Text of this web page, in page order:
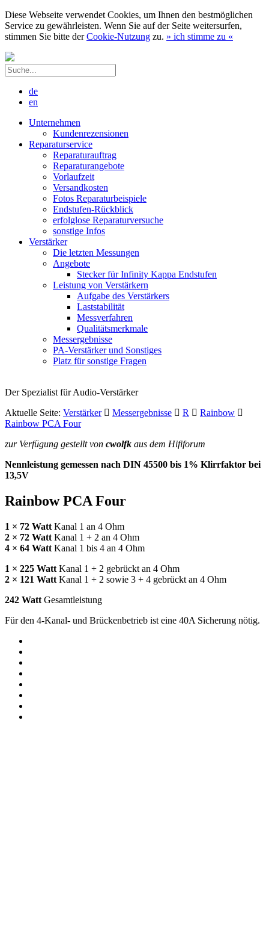
Diese Webseite verwendet Cookies, um Ihnen den bestmöglichen
Service zu gewährleisten. Wenn Sie auf der Seite weitersurfen,
stimmen Sie bitte derCookie-Nutzung zu. » ich stimme zu «
de
en
Unternehmen
Kundenrezensionen
Reparaturservice
Reparaturauftrag
Reparaturangebote
Vorlaufzeit
Versandkosten
Fotos Reparaturbeispiele
Endstufen-Rückblick
erfolglose Reparaturversuche
sonstige Infos
Verstärker
Die letzten Messungen
Angebote
Stecker für Infinity Kappa Endstufen
Leistung von Verstärkern
Aufgabe des Verstärkers
Laststabilität
Messverfahren
Qualitätsmerkmale
Messergebnisse
PA-Verstärker und Sonstiges
Platz für sonstige Fragen
Der Spezialist für Audio-Verstärker
Aktuelle Seite: Verstärker Messergebnisse R
Rainbow
Rainbow PCA Four
zur Verfügung gestellt von cwolfk aus dem Hififorum
Nennleistung gemessen nach DIN 45500 bis 1% Klirrfaktor bei
13,5V
RainbowPCA Four
1 × 72 Watt Kanal 1 an 4 Ohm
2 × 72 Watt Kanal 1 + 2 an 4 Ohm
4 × 64 Watt Kanal 1 bis 4 an 4 Ohm
1 × 225 Watt Kanal 1 + 2 gebrückt an 4 Ohm
2 × 121 Watt Kanal 1 + 2 sowie 3 + 4 gebrückt an 4 Ohm
242 Watt Gesamtleistung
Für den 4-Kanal- und Brückenbetrieb ist eine 40A Sicherung nötig.